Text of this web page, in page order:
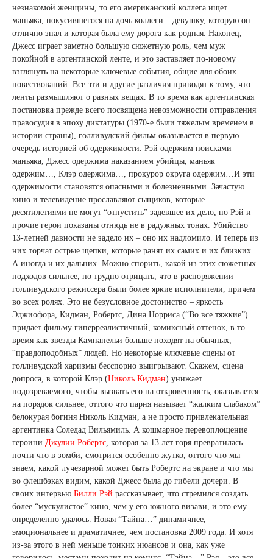
незнакомой женщины, то его американский коллега ищет
маньяка, покусившегося на дочь коллеги – девушку, которую он
отлично знал и которая была ему дорога как родная. Наконец,
Джесс играет заметно большую сюжетную роль, чем муж
покойной в аргентинской ленте, и это заставляет по-новому
взглянуть на некоторые ключевые события, общие для обоих
повествований. Все эти и другие различия приводят к тому, что
ленты размышляют о разных вещах. В то время как аргентинская
постановка прежде всего посвящена невозможности отправления
правосудия в эпоху диктатуры (1970-е были тяжелым временем в
истории страны), голливудский фильм оказывается в первую
очередь историей об одержимости. Рэй одержим поисками
маньяка, Джесс одержима наказанием убийцы, маньяк
одержим…, Клэр одержима…, прокурор округа одержим…И эти
одержимости становятся опасными и болезненными. Зачастую
кино и телевидение прославляют сыщиков, которые
десятилетиями не могут “отпустить” задевшее их дело, но Рэй и
прочие герои показаны отнюдь не в радужных тонах. Убийство
13-летней давности не задело их – оно их надломило. И теперь из
них торчат острые щепки, которые ранят их самих и их близких.
А иногда и их дальних. Можно спорить, какой из этих сюжетных
подходов сильнее, но трудно отрицать, что в распоряжении
голливудского режиссера были более яркие исполнители, причем
во всех ролях. Это не безусловное достоинство – яркость
Эджиофора, Кидман, Робертс, Дина Норриса (“Во все тяжкие”)
придает фильму гиперреалистичный, комиксный оттенок, в то
время как звезды Кампанельи больше походят на обычных,
“правдоподобных” людей. Но некоторые ключевые сцены от
голливудской харизмы бесспорно выигрывают. Скажем, сцена
допроса, в которой Клэр (Николь Кидман) унижает
подозреваемого, чтобы вызвать его на откровенность, оказывается
на порядок сильнее, оттого что парня называет “жалким слабаком”
белокурая богиня Николь Кидман, а не просто привлекательная
аргентинка Соледад Вильямиль. А кошмарное перевоплощение
героини Джулии Робертс, которая за 13 лет горя превратилась
почти что в зомби, смотрится особенно жутко, оттого что мы
знаем, какой лучезарной может быть Робертс на экране и что мы
во флешбэках видим, какой Джесс была до гибели дочери. В
своих интервью Билли Рэй рассказывает, что стремился создать
более “мускулистое” кино, чем у его южного визави, и это ему
определенно удалось. Новая “Тайна…” динамичнее,
эмоциональнее и драматичнее, чем постановка 2009 года. И хотя
из-за этого в ней меньше тонких нюансов и она, как уже